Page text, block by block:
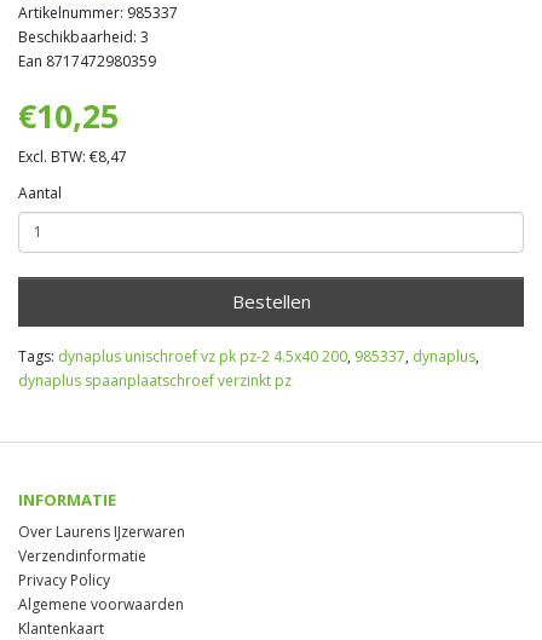
Artikelnummer: 985337
Beschikbaarheid: 3
Ean 8717472980359
€10,25
Excl. BTW: €8,47
Aantal
Bestellen
Tags: dynaplus unischroef vz pk pz-2 4.5x40 200, 985337, dynaplus,
dynaplus spaanplaatschroef verzinkt pz
INFORMATIE
Over Laurens IJzerwaren
Verzendinformatie
Privacy Policy
Algemene voorwaarden
Klantenkaart